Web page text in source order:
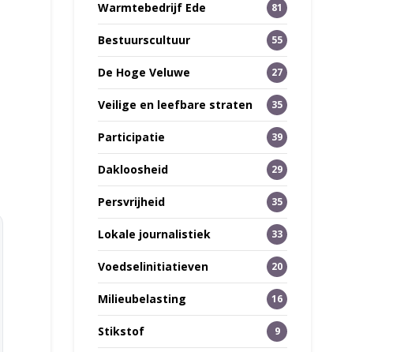
Warmtebedrijf Ede 81
Bestuurscultuur 55
De Hoge Veluwe 27
Veilige en leefbare straten 35
Participatie 39
Dakloosheid 29
Persvrijheid 35
Lokale journalistiek 33
Voedselinitiatieven 20
Milieubelasting 16
Stikstof 9